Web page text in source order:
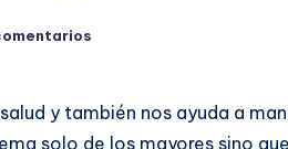
y también nos ayuda a
solo de los mayores sino